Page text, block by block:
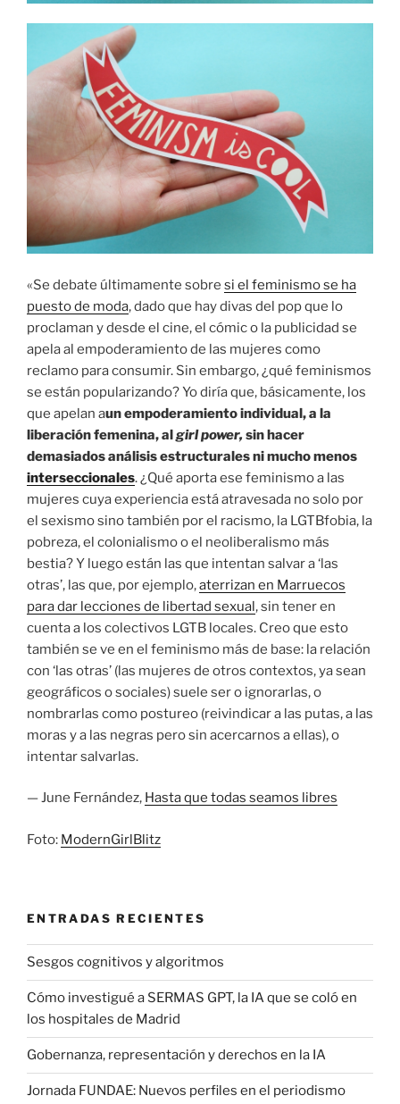
«Se debate últimamente sobre si el feminismo se ha
puesto de moda, dado que hay divas del pop que lo
proclaman y desde el cine, el cómic o la publicidad se
apela al empoderamiento de las mujeres como
reclamo para consumir. Sin embargo, ¿qué feminismos
se están popularizando? Yo diría que, básicamente, los
que apelan aun empoderamiento individual, a la
liberación femenina, algirl power, sin hacer
demasiados análisis estructurales ni mucho menos
interseccionales. ¿Qué aporta ese feminismo a las
mujeres cuya experiencia está atravesada no solo por
el sexismo sino también por el racismo, la LGTBfobia, la
pobreza, el colonialismo o el neoliberalismo más
bestia? Y luego están las que intentan salvar a ‘las
otras’, las que, por ejemplo,aterrizan en Marruecos
para dar lecciones de libertad sexual, sin tener en
cuenta a los colectivos LGTB locales. Creo que esto
también se ve en el feminismo más de base: la relación
con ‘las otras’ (las mujeres de otros contextos, ya sean
geográficos o sociales) suele ser o ignorarlas, o
nombrarlas como postureo (reivindicar a las putas, a las
moras y a las negras pero sin acercarnos a ellas), o
intentar salvarlas.
— June Fernández, Hasta que todas seamos libres
Foto: ModernGirlBlitz
ENTRADAS RECIENTES
Sesgos cognitivos y algoritmos
Cómo investigué a SERMAS GPT, la IA que se coló en
los hospitales de Madrid
Gobernanza, representación y derechos en la IA
Jornada FUNDAE: Nuevos perfiles en el periodismo